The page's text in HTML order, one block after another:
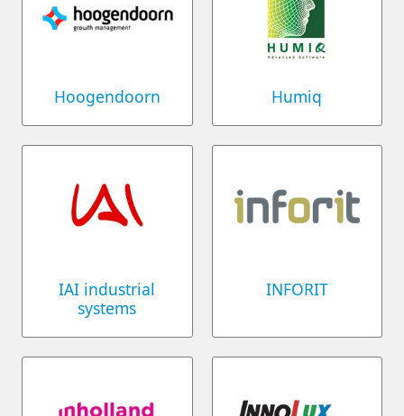
Hoogendoorn Humiq
IAI industrial
systems
INFORIT